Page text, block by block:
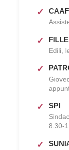
CAAF
Edili,
SPI
8:30-